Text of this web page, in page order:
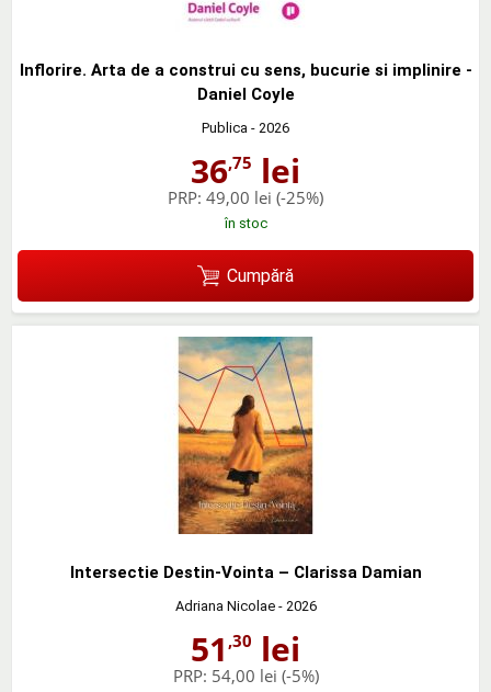
Inflorire. Arta de a construi cu sens, bucurie si implinire -
Daniel Coyle
Publica - 2026
36,75 lei
PRP: 49,00 lei (-25%)
în stoc
Cumpără
Intersectie Destin-Vointa – Clarissa Damian
Adriana Nicolae- 2026
51 ,30 lei
PRP: 54,00 lei (-5%)